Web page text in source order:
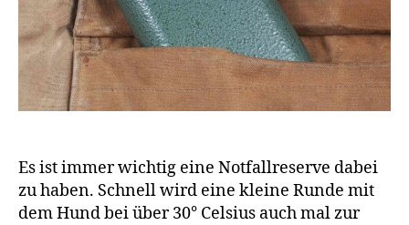
Es ist immer wichtig eine Notfallreserve dabei
zu haben. Schnell wird eine kleine Runde mit
dem Hund bei über 30° Celsius auch mal zur